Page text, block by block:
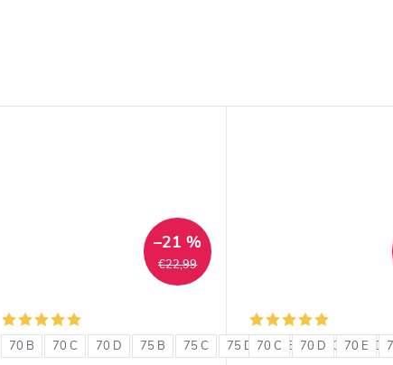
€22,99
–21 %
70 B 70 C 70 D 75 B 75 C 75 D 80 B 80 C 80 D
70 C 70 D 70 E